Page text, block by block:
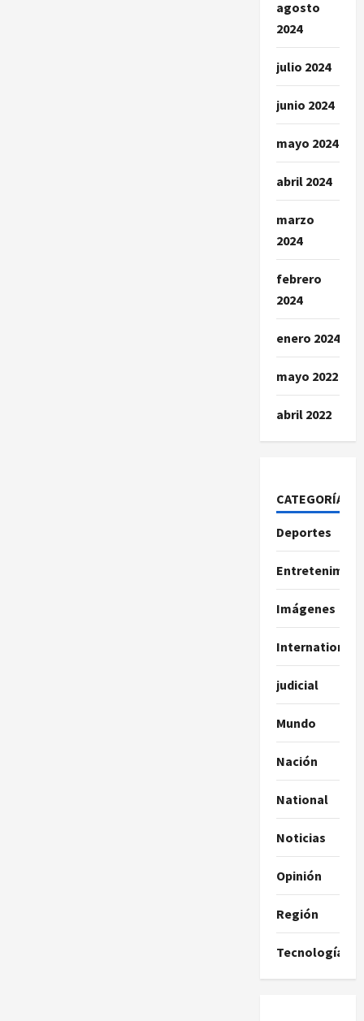
agosto
2024
julio 2024
junio 2024
mayo 2024
abril 2024
marzo
2024
febrero
2024
enero 2024
mayo 2022
abril 2022
CATEGORÍAS
Deportes
Imágenes
International
judicial
Mundo
Nación
National
Noticias
Opinión
Región
Tecnología